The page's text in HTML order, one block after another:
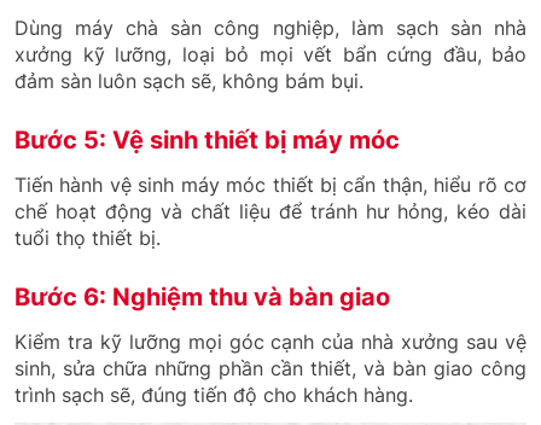
Dùng máy chà sàn công nghiệp, làm sạch sàn nhà
xưởng kỹ lưỡng, loại bỏ mọi vết bẩn cứng đầu, bảo
đảm sàn luôn sạch sẽ, không bám bụi.
Bước 5: Vệ sinh thiết bị máy móc
Tiến hành vệ sinh máy móc thiết bị cẩn thận, hiểu rõ cơ
chế hoạt động và chất liệu để tránh hư hỏng, kéo dài
tuổi thọ thiết bị.
Bước 6: Nghiệm thu và bàn giao
Kiểm tra kỹ lưỡng mọi góc cạnh của nhà xưởng sau vệ
sinh, sửa chữa những phần cần thiết, và bàn giao công
trình sạch sẽ, đúng tiến độ cho khách hàng.